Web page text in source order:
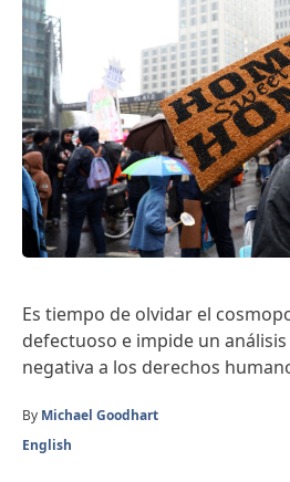
Es tiempo de olvidar el
defectuoso e impide un
negativa a los derechos
By Michael Goodhart
English